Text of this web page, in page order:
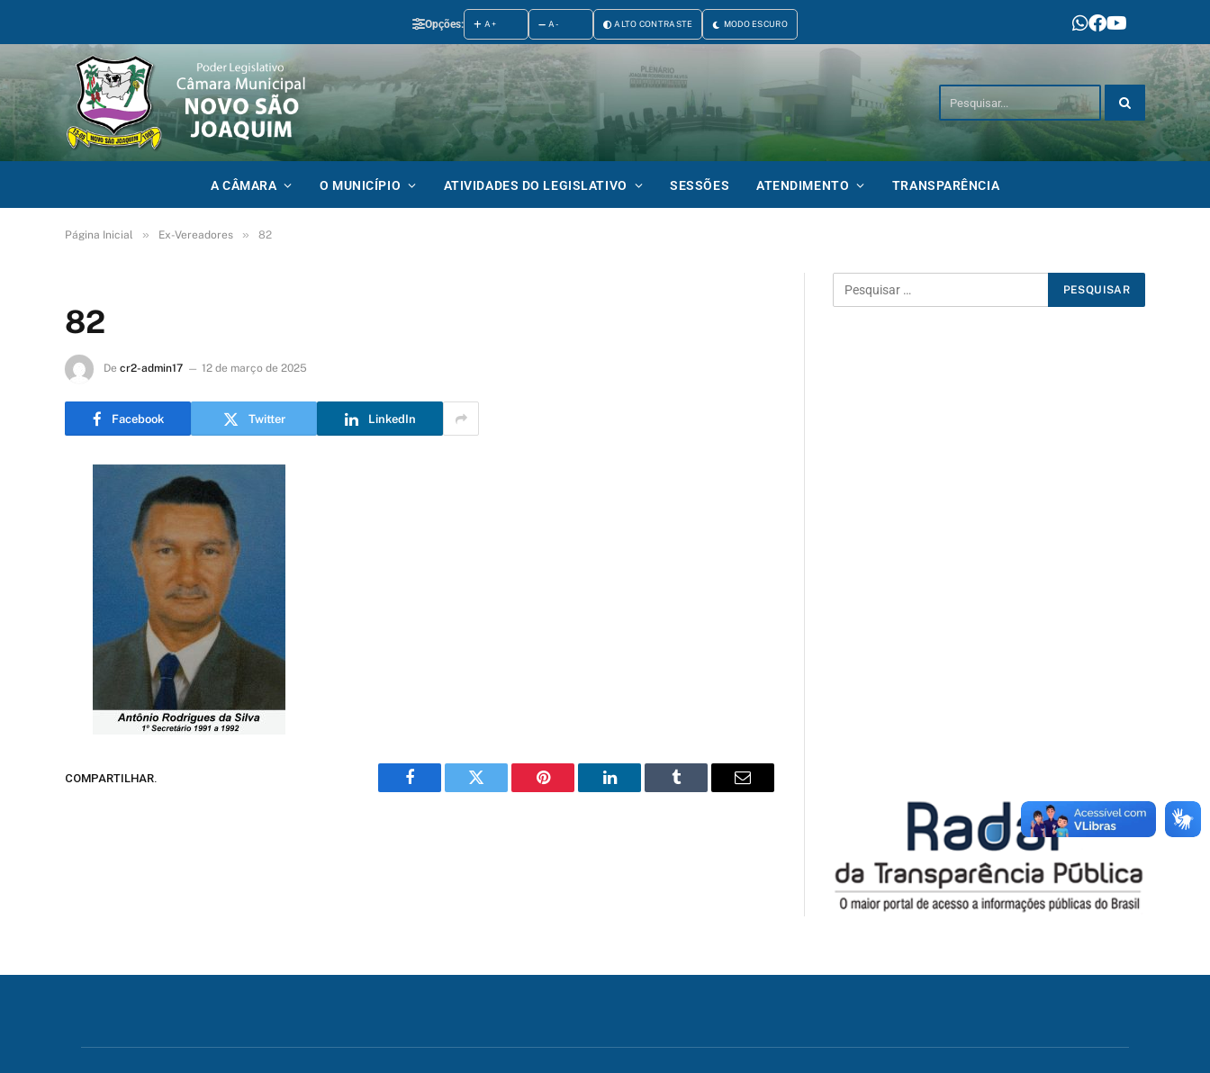
Opções: A+ A- ALTO CONTRASTE MODO ESCURO
A CÂMARA O MUNICÍPIO ATIVIDADES DO LEGISLATIVO SESSÕES ATENDIMENTO TRANSPARÊNCIA
Página Inicial » Ex-Vereadores » 82
82
De cr2-admin17 12 de março de 2025
Facebook Twitter LinkedIn
COMPARTILHAR.
Facebook Twitter Pinterest LinkedIn Tumblr
E-